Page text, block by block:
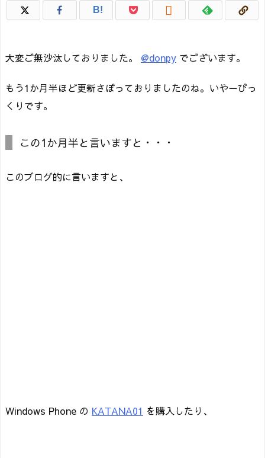
B! 
大変ご無沙汰しておりました。 @donpy でございます。
もう1か月半ほど更新さぼっておりましたのね。いやーびっ
くりです。
この1か月半と言いますと・・・
このブログ的に言いますと、
Windows Phone の KATANA01 を購入したり、